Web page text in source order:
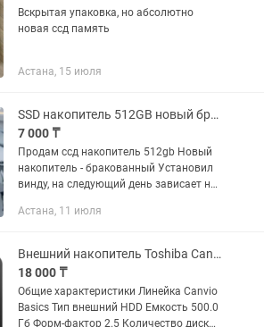
Вскрытая упаковка, но абсолютно
новая ссд память
Астана, 15 июля
SSD накопитель 512GB новый бракованный
7 000 ₸
Продам ссд накопитель 512gb Новый
накопитель - бракованный Установил
винду, на следующий день зависает на
запчасти и под восстановление
Астана, 11 июля
Внешний накопитель Toshiba Canvio Basics HDTB410EK3AA 500 Гб
18 000 ₸
Общие характеристики Линейка Canvio
Basics Тип внешний HDD Емкость 500.0
Гб Форм-фактор 2.5 Количество дисков